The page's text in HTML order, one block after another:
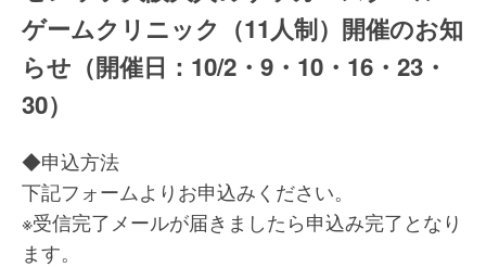
ゲームクリニック（11人制）開催のお知
らせ（開催日：10/2・9・10・16・23・
30）
◆申込方法
下記フォームよりお申込みください。
※受信完了メールが届きましたら申込み完了となり
ます。